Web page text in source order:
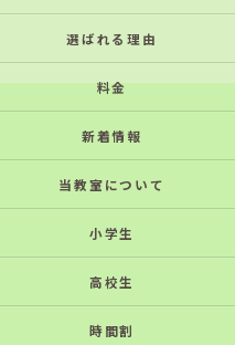
選ばれる理由
料金
新着情報
当教室について
小学生
高校生
時間割